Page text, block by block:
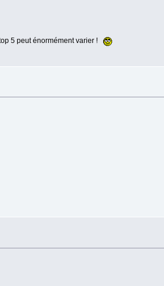
5 peut énormément varier !